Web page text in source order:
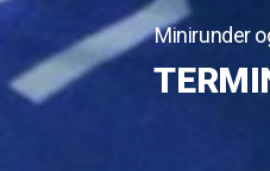
Minirunder